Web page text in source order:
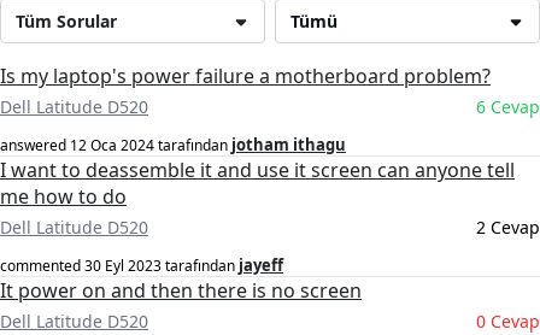
Tümü
Tüm Sorular
Is my laptop's power failure a motherboard problem?
Dell Latitude D520 6 Cevap
answered 12 Oca 2024tarafından jotham ithagu
I want to deassemble it and use it screen can anyone tell
me how to do
Dell Latitude D520 2 Cevap
commented30 Eyl 2023tarafından jayeff
It power on and then there is no screen
Dell Latitude D520 0 Cevap